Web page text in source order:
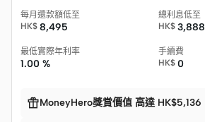
每月還款額低至
HK$ 8,495
總利息低至
HK$ 3,888
最低實際年利率
1.00 %
手續費
HK$ 0
MoneyHero獎賞價值 高達 HK$5,136